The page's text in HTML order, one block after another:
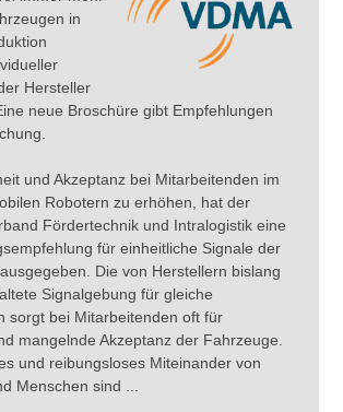
in
Hersteller
neue Broschüre gibt Empfehlungen
und Akzeptanz bei Mitarbeitenden im
Robotern zu erhöhen, hat der
Fördertechnik und Intralogistik eine
für einheitliche Signale der
Die von Herstellern bislang
Signalgebung für gleiche
sorgt bei Mitarbeitenden oft für
mangelnde Akzeptanz der Fahrzeuge.
und reibungsloses Miteinander von
Menschen sind ...